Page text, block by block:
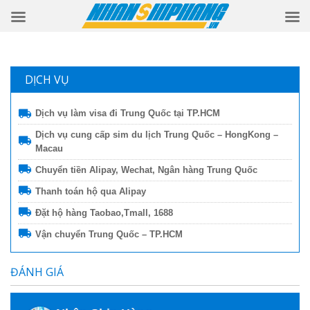
DỊCH VỤ
Dịch vụ làm visa đi Trung Quốc tại TP.HCM
Dịch vụ cung cấp sim du lịch Trung Quốc – HongKong –
Macau
Chuyển tiền Alipay, Wechat, Ngân hàng Trung Quốc
Thanh toán hộ qua Alipay
Đặt hộ hàng Taobao,Tmall, 1688
Vận chuyển Trung Quốc – TP.HCM
ĐÁNH GIÁ